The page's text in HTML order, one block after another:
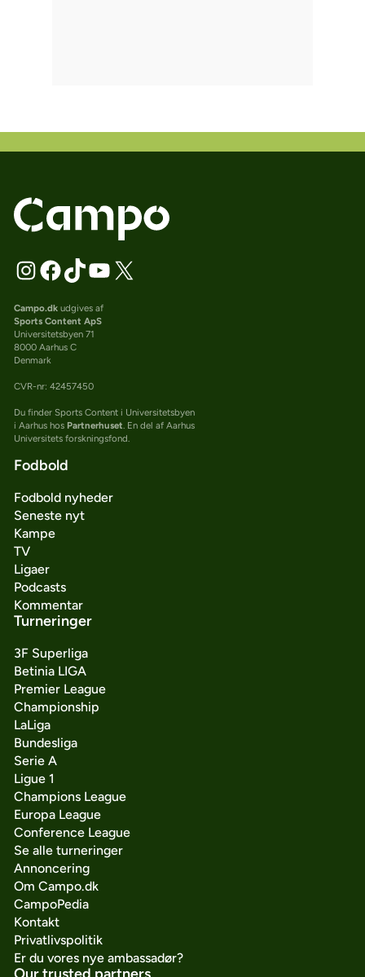
Campo.dkudgives af
Sports Content ApS
Universitetsbyen 71
8000 Aarhus C
Denmark
CVR-nr: 42457450
Du finder Sports Content i Universitetsbyen
i Aarhus hos Partnerhuset. En del af Aarhus
Universitets forskningsfond.
Fodbold
Fodbold nyheder
Seneste nyt
Kampe
TV
Ligaer
Podcasts
Kommentar
Turneringer
3F Superliga
Betinia LIGA
Premier League
Championship
LaLiga
Bundesliga
Serie A
Ligue 1
Champions League
Europa League
Conference League
Se alle turneringer
Annoncering
Om Campo.dk
CampoPedia
Kontakt
Privatlivspolitik
Er du vores nye ambassadør?